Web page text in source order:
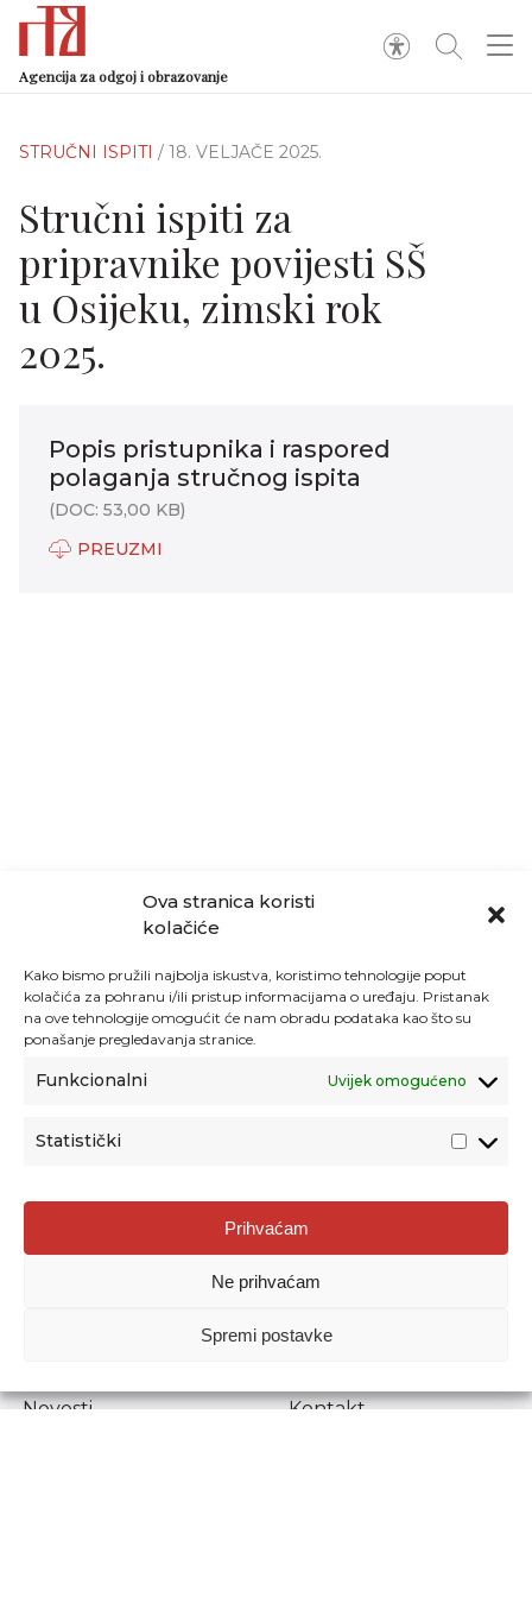
Ova stranica koristi
kolačiće
Kako bismo pružili najbolja iskustva, koristimo tehnologije poput
kolačića za pohranu i/ili pristup informacijama o uređaju. Pristanak
na ove tehnologije omogućit će nam obradu podataka kao što su
ponašanje pregledavanja stranice.
Funkcionalni Uvijek omogućeno
Statistički
Prihvaćam
Ne prihvaćam
Spremi postavke
Agencija za odgoj i obrazovanje
STRUČNI ISPITI / 18. VELJAČE 2025.
Stručni ispiti za
pripravnike povijesti SŠ
u Osijeku, zimski rok
2025.
Popis pristupnika i raspored
polaganja stručnog ispita
(DOC: 53,00 KB)
PREUZMI
Agencija za odgoj i obrazovanje
Donje Svetice 38, 10000 Zagreb
1778129
Prenošenje sadržaja dopušteno je uz navođenje izvora.
Novosti
Kontakt